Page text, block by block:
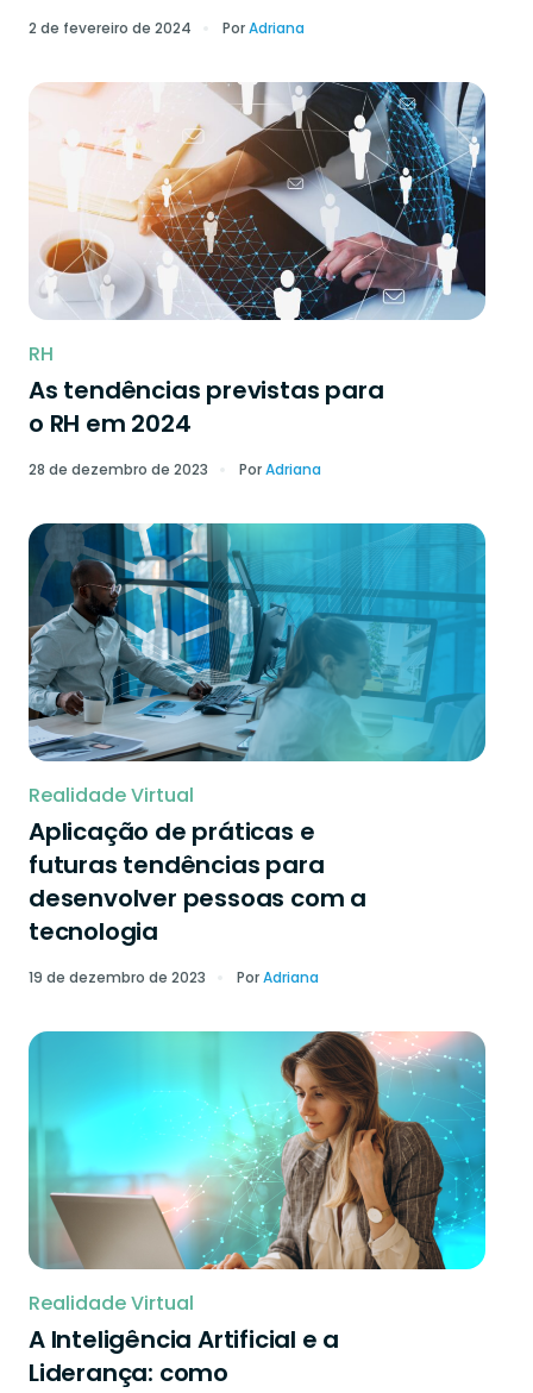
2 de fevereiro de 2024 PorAdriana
RH
As tendências previstas para
o RH em 2024
28 de dezembro de 2023 PorAdriana
Realidade Virtual
Aplicação de práticas e
futuras tendências para
desenvolver pessoas com a
tecnologia
19 de dezembro de 2023 PorAdriana
Realidade Virtual
A Inteligência Artificial e a
Liderança: como